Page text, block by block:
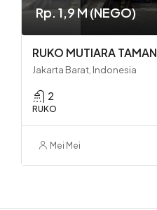
Rp. 1,9 M (NEGO)
RUKO MUTIARA
Jakarta Barat, Indonesia
2
RUKO
Mei Mei